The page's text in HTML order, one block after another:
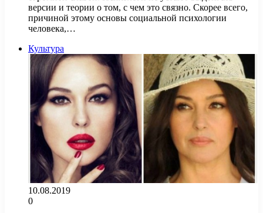
версии и теории о том, с чем это связно. Скорее всего,
причиной этому основы социальной психологии
человека,…
Культура
10.08.2019
0